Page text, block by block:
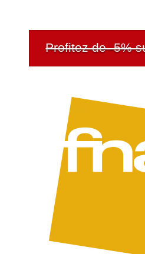
Profitez de -5%